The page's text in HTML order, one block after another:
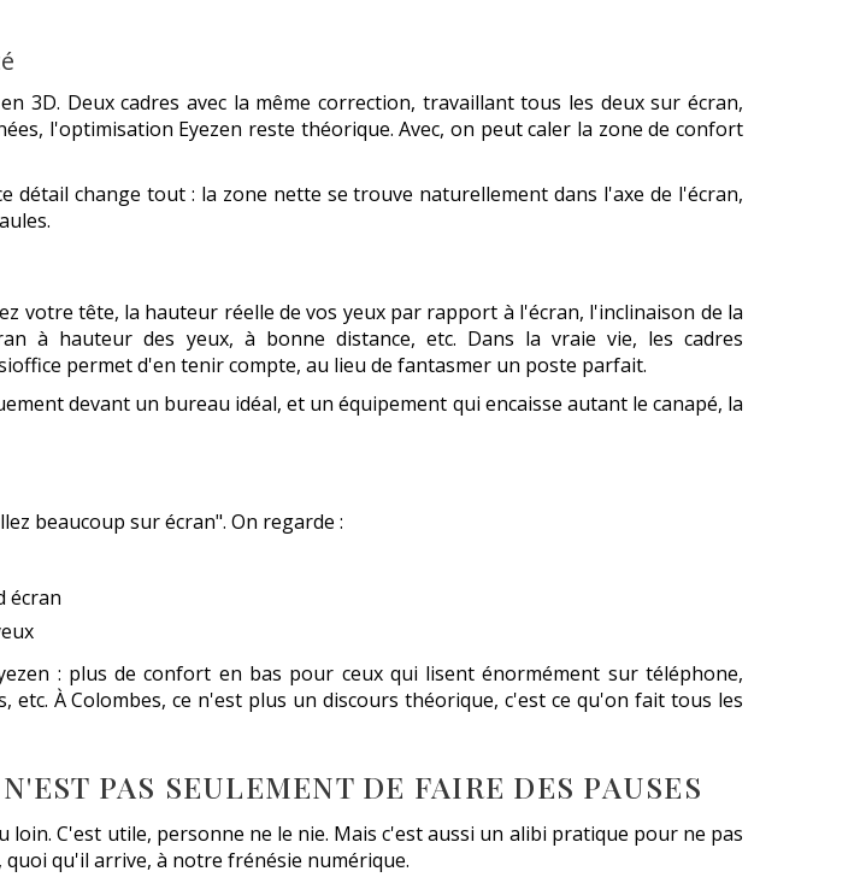
3D. Deux cadres avec la même correction, travaillant tous les deux sur écran,
l'optimisation Eyezen reste théorique. Avec, on peut caler la zone de confort
détail change tout : la zone nette se trouve naturellement dans l'axe de l'écran,
votre tête, la hauteur réelle de vos yeux par rapport à l'écran, l'inclinaison de la
à hauteur des yeux, à bonne distance, etc. Dans la vraie vie, les cadres
permet d'en tenir compte, au lieu de fantasmer un poste parfait.
devant un bureau idéal, et un équipement qui encaisse autant le canapé, la
beaucoup sur écran". On regarde :
écran
: plus de confort en bas pour ceux qui lisent énormément sur téléphone,
À Colombes, ce n'est plus un discours théorique, c'est ce qu'on fait tous les
PAS SEULEMENT DE FAIRE DES PAUSES
C'est utile, personne ne le nie. Mais c'est aussi un alibi pratique pour ne pas
qu'il arrive, à notre frénésie numérique.